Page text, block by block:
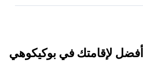
أفضل لإقامتك في بوكيكوهي